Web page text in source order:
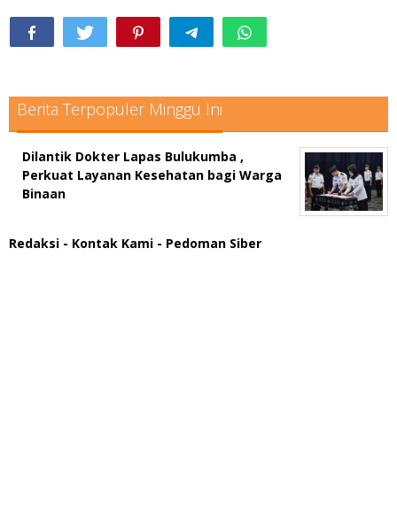
Berita Terpopuler Minggu Ini
Dilantik Dokter Lapas Bulukumba ,
Perkuat Layanan Kesehatan bagi Warga
Binaan
Redaksi - Kontak Kami - Pedoman Siber